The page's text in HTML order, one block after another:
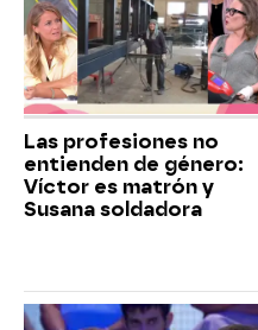
Las profesiones no
entienden de género:
Víctor es matrón y
Susana soldadora